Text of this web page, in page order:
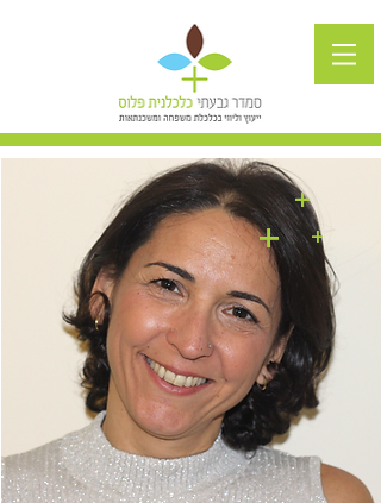
+
+
+